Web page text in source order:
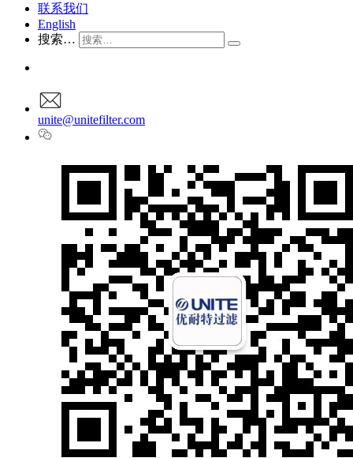
联系我们
English
搜索…
unite@unitefilter.com